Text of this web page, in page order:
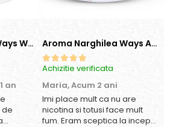
Aroma Narghilea Ways World Trade Center - Piersica cu Ice Tea, 200gr
an
de
Aroma Narghilea Ways Amore - Banana, Ananas si Menta, 200gr
Achizitie verificata
Maria,Acum 2 ani
Imi place mult ca nu are
nicotina si totusi face mult
fum. Eram sceptica la inceput,